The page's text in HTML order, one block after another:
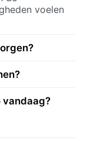
voelen
vandaag?